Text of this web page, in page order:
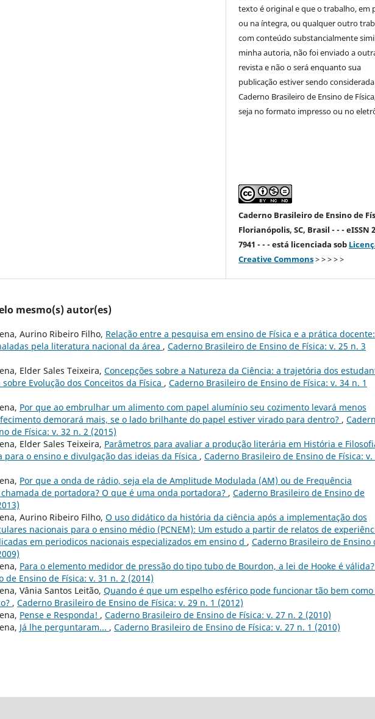
texto é original e que o trabalho, em
ou na íntegra, ou qualquer outro
com conteúdo substancialmente
minha autoria, não foi enviado a
revista e não o será enquanto sua
publicação estiver sendo
Caderno Brasileiro de Ensino de
seja no formato impresso ou no
Caderno Brasileiro de Ensino de
Florianópolis, SC, Brasil - - - eISSN
7941 - - - está licenciada sob
Creative Commons> > > > >
mesmo(s) autor(es)
Aurino Ribeiro Filho, Relação entre a pesquisa em ensino de Física e a prática docente:
pela literatura nacional da área , Caderno Brasileiro de Ensino de Física: v. 25 n. 3
Elder Sales Teixeira, Concepções sobre a Natureza da Ciência: a trajetória dos
Evolução dos Conceitos da Física , Caderno Brasileiro de Ensino de Física: v. 34 n. 1
Por que ao embrulhar um alimento com papel alumínio seu cozimento levará menos
demorará mais, se o lado brilhante do papel estiver virado para dentro? ,
de Física: v. 32 n. 2 (2015)
Elder Sales Teixeira, Parâmetros para avaliar a produção literária em História e
para o ensino e divulgação das ideias da Física , Caderno Brasileiro de Ensino de Física: v.
Por que a onda de rádio, seja ela de Amplitude Modulada (AM) ou de Frequência
de portadora? O que é uma onda portadora? , Caderno Brasileiro de Ensino de
Aurino Ribeiro Filho, O uso didático da história da ciência após a implementação dos
nacionais para o ensino médio (PCNEM): Um estudo a partir de relatos de
em periodicos nacionais especializados em ensino d , Caderno Brasileiro de Ensino
Para o elemento medidor de pressão do tipo tubo de Bourdon, a lei de Hooke é válida?
de Ensino de Física: v. 31 n. 2 (2014)
Vânia Santos Leitão, Quando é que um espelho esférico pode funcionar tão bem
, Caderno Brasileiro de Ensino de Física: v. 29 n. 1 (2012)
Pense e Responda! , Caderno Brasileiro de Ensino de Física: v. 27 n. 2 (2010)
Já lhe perguntaram... , Caderno Brasileiro de Ensino de Física: v. 27 n. 1 (2010)